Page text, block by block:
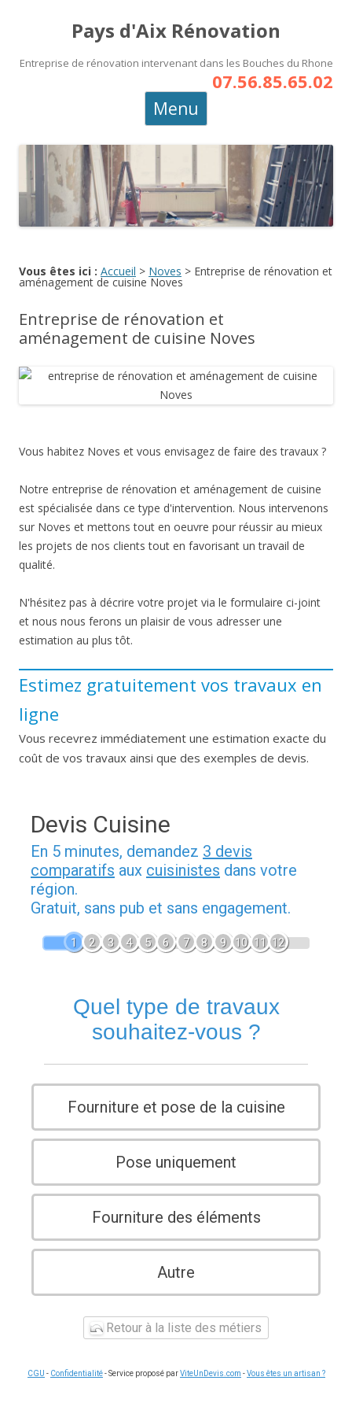
Pays d'Aix Rénovation
Entreprise de rénovation intervenant dans les Bouches du Rhone
07.56.85.65.02
Menu
Vous êtes ici : Accueil > Noves > Entreprise de rénovation et
aménagement de cuisine Noves
Entreprise de rénovation et
aménagement de cuisine Noves
Vous habitez Noves et vous envisagez de faire des travaux ?
Notre entreprise de rénovation et aménagement de cuisine
est spécialisée dans ce type d'intervention. Nous intervenons
sur Noves et mettons tout en oeuvre pour réussir au mieux
les projets de nos clients tout en favorisant un travail de
qualité.
N'hésitez pas à décrire votre projet via le formulaire ci-joint
et nous nous ferons un plaisir de vous adresser une
estimation au plus tôt.
Estimez gratuitement vos travaux en
ligne
Vous recevrez immédiatement une estimation exacte du
coût de vos travaux ainsi que des exemples de devis.
Devis Cuisine
En 5 minutes, demandez 3 devis
comparatifs aux cuisinistes dans votre
région.
Gratuit, sans pub et sans engagement.
1 2 3 4 5 6 7 8 9 10 11 12
Quel type de travaux
souhaitez-vous ?
Fourniture et pose de la cuisine
Pose uniquement
Fourniture des éléments
Autre
Retour à la liste des métiers
CGU - Confidentialité- Service proposé parViteUnDevis.com -Vous êtes un artisan ?